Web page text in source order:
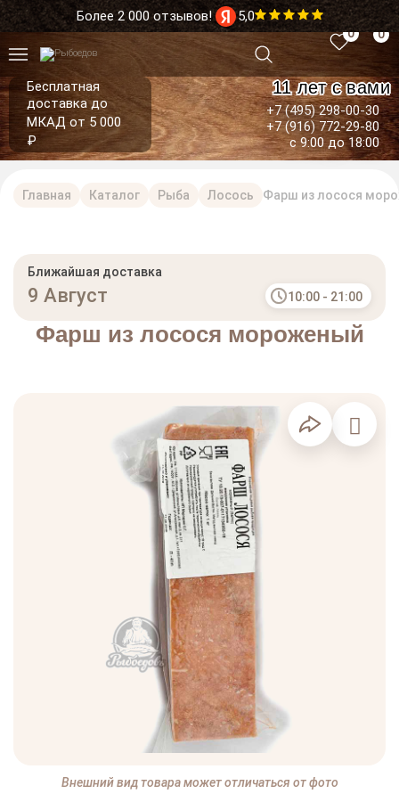
Более 2 000 отзывов! 5,0
Бесплатная
доставка до
МКАД от 5 000
₽
11 лет с вами
+7 (495) 298-00-30
+7 (916) 772-29-80
с 9:00 до 18:00
0 0
Главная Каталог Рыба Лосось Фарш из лосося
Фарш из лосося мороженый
Ближайшая доставка
9 Август 10:00 - 21:00
Внешний вид товара может отличаться от фото